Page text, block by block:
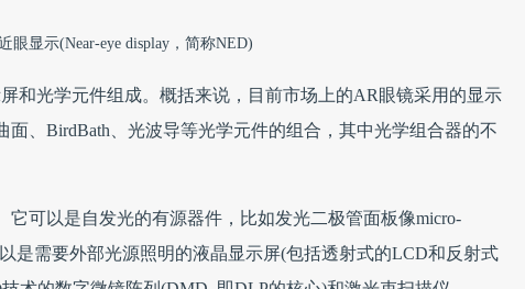
眼显示(Near-eye display，简称NED)
和光学元件组成。概括来说，目前市场上的AR眼镜采用的显示
、BirdBath、光波导等光学元件的组合，其中光学组合器的不
可以是自发光的有源器件，比如发光二极管面板像micro-
是需要外部光源照明的液晶显示屏(包括透射式的LCD和反射式